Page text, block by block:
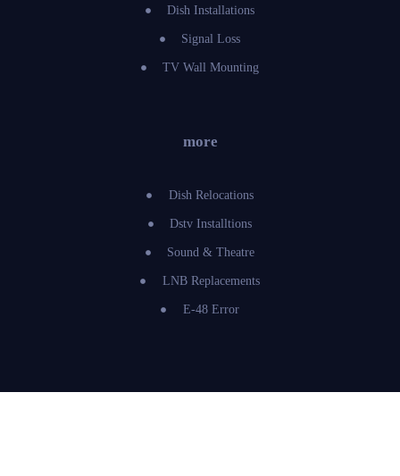
Dish Installations
Signal Loss
TV Wall Mounting
more
Dish Relocations
Dstv Installtions
Sound & Theatre
LNB Replacements
E-48 Error